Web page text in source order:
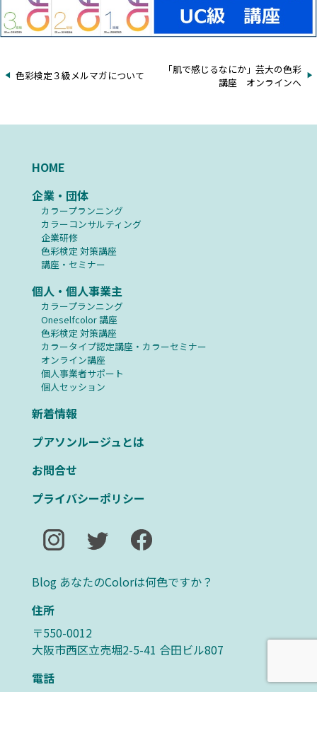
色彩検定３級メルマガについて
「肌で感じるなにか」芸大の色彩
講座 オンラインへ
HOME
企業・団体
カラープランニング
カラーコンサルティング
企業研修
⾊彩検定 対策講座
講座・セミナー
個人・個人事業主
カラープランニング
Oneselfcolor 講座
⾊彩検定 対策講座
カラータイプ認定講座・カラーセミナー
オンライン講座
個人事業者サポート
個人セッション
新着情報
プアソンルージュとは
お問合せ
プライバシーポリシー
Blog あなたのColorは何色ですか？
住所
〒550-0012
大阪市西区立売堀2-5-41 合田ビル807
電話